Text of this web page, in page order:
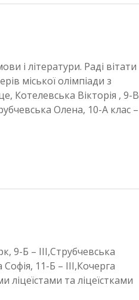
і літератури. Раді вітати
міської олімпіади з
Котелевська Вікторія , 9-В
Олена, 10-А клас –
9-Б – ІІІ,Струбчевська
11-Б – ІІІ,Кочерга
та ліцеїстками